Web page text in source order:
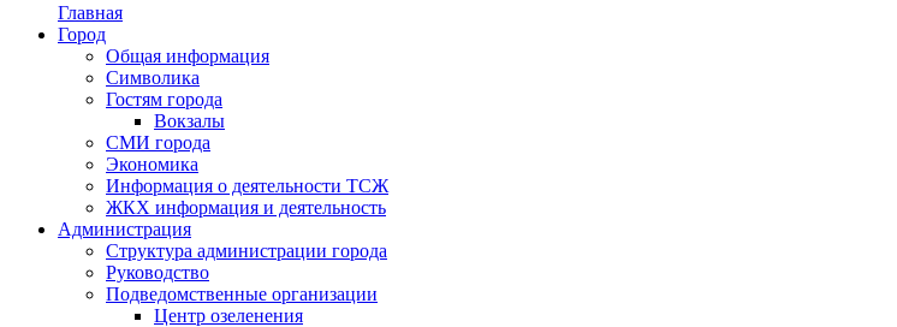
Главная
Город
Общая информация
Символика
Гостям города
Вокзалы
СМИ города
Экономика
Информация о деятельности ТСЖ
ЖКХ информация и деятельность
Администрация
Структура администрации города
Руководство
Подведомственные организации
Центр озеленения